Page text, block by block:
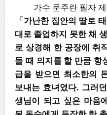
가수 문주란 필자
「가난한 집안의 딸로
대로 졸업하지 못한 채
로 상경해 한 공장에 취
들 때 의지를 할 만큼 항
급을 받으면 최소한의
보내는 효녀였다. 그러
생님이 되고 싶은 마음